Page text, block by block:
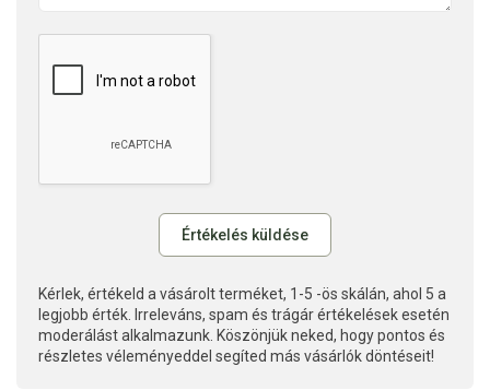
Kérlek, értékeld a vásárolt terméket, 1-5 -ös skálán, ahol 5 a
legjobb érték. Irreleváns, spam és trágár értékelések esetén
moderálást alkalmazunk. Köszönjük neked, hogy pontos és
részletes véleményeddel segíted más vásárlók döntéseit!